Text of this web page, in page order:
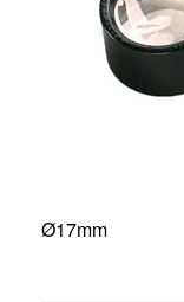
Ø17mm